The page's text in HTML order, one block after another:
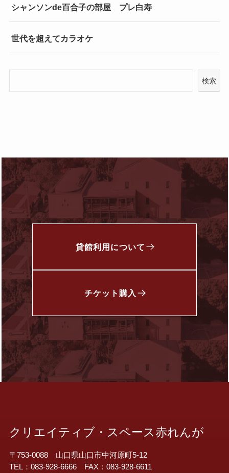
シャンソンde百合子の部屋 プレ白寿
世代を超えてカラオケ
検索
貸館利用について
チケット 購入
クリエイティブ・スペース赤れんが
〒753-0088 山口県山口市中河原町5-12
TEL：083-928-6666 FAX：083-928-6611